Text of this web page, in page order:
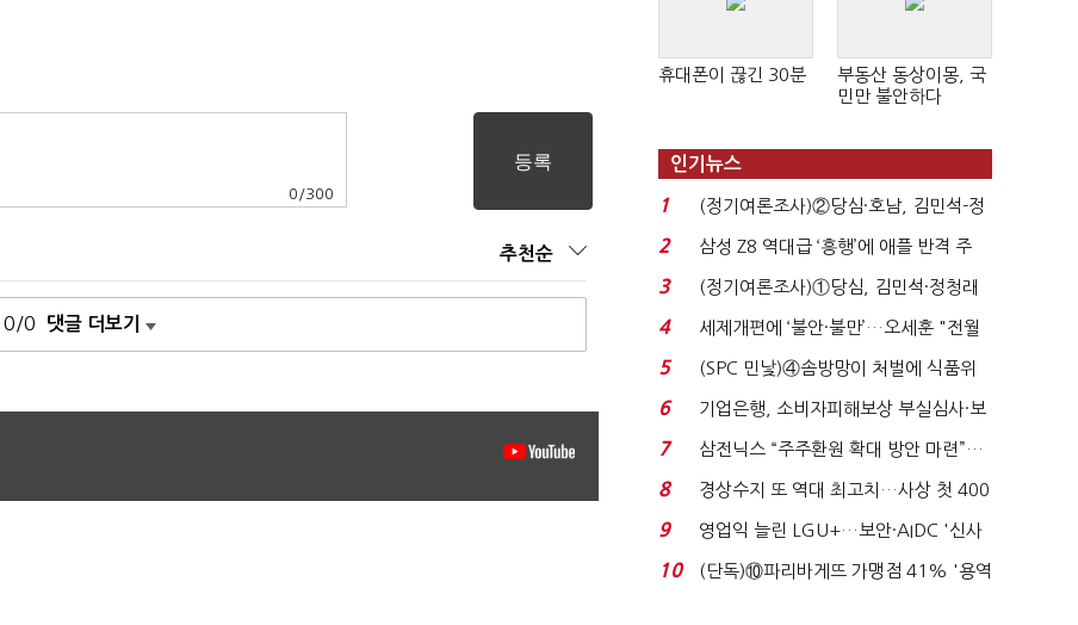
0 /300
추천순
0/0 댓글 더보기
휴대폰이 끊긴 30분
부동산 동상이몽, 국
민만 불안하다
인기뉴스
1
(정기여론조사)②당심·호남, 김민석-정
청래 '초접전'...
2
삼성 Z8 역대급 ‘흥행’에 애플 반격 주
목…9월 ‘폴...
3
(정기여론조사)①당심, 김민석·정청래
'초접전'…대통령 ...
4
세제개편에 ‘불안·불만’…오세훈 "전월
세 구하기 더 ...
5
(SPC 민낯)④솜방망이 처벌에 식품위
생법 위반 반복...
6
기업은행, 소비자피해보상 부실심사·보
이스피싱 공시 ...
7
삼전닉스 “주주환원 확대 방안 마련”…
로이터에 성명...
8
경상수지 또 역대 최고치…사상 첫 400
억달러에 '3% 성...
9
영업익 늘린 LGU+…보안·AIDC '신사
업 드라이브'...
10
(단독)⑩파리바게뜨 가맹점 41% '용역